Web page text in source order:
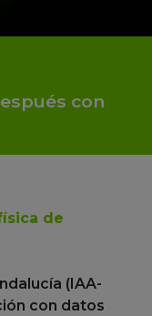
con
de
(IAA-
con datos